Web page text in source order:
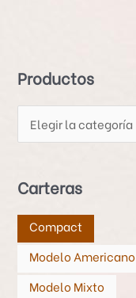
Productos
u
s
Carteras
Compact
Modelo Americano
Modelo Mixto